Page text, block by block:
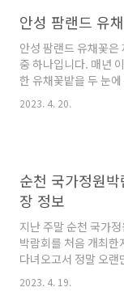
하겠습니다. 캐리비안
방 스페인어로 카리브
베이 무료 개방 마르카
캐릭터로 선보이는 팝
이번 시즌에는 캐리
개방이기 때문에 당연
안성 팜랜드 유
안성 팜랜드 유채꽃은
중 하나입니다. 매년
한 유채꽃밭을 두 눈
방문하면 노랑노랑한
안성 팜랜드 유채꽃 축
밭 축제가 열리면서
되는 것이죠~ 그래서
유채꽃뿐만 아니라 호
안성 호밀밭 축제 기
일 유채꽃 만개는 홈페
주는 개화 현황을 사
..
2023. 4. 20.
순천 국가정원
장 정보
지난 주말 순천 국가
박람회를 처음 개최한
다녀오고서 정말 오
은 시간이 많이 흐른
었지만 너무 넓어서 힘
2023. 4. 19.